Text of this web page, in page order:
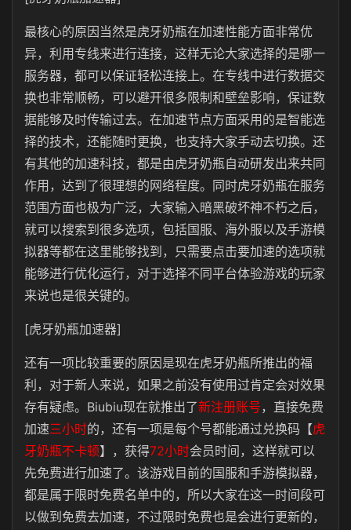
最核心的原因当然是虎牙奶瓶在加速性能方面非常优
异，利用专线来进行连接，这样无论大家选择的是哪一
服务器，都可以保证轻松连接上。在专线中进行数据交
换也非常顺畅，可以避开很多限制和壁垒影响，保证数
据能够及时传输过去。在加速节点方面采用的是智能选
择的技术，还能随时更换，也支持大家手动去切换。还
有其他的加速科技，都是由虎牙奶瓶自动研发出来共同
作用，达到了很理想的网络程度。同时虎牙奶瓶在服务
范围方面也极为广泛，大家输入暗黑破坏神不朽之后，
就可以搜索到很多选项，包括国服、海外服以及手游模
拟器等都在这里能够找到，只需要点击要加速的选项就
能够进行优化运行，对于选择不同平台体验游戏的玩家
来说也是很关键的。
[虎牙奶瓶加速器]
还有一项比较重要的原因是现在虎牙奶瓶所推出的福
利，对于新人来说，如果之前没有使用过肯定会对效果
存有疑虑。Biubiu现在就推出了新注册账号 ，直接免费
加速三小时的，还有一项是每个号都能通过兑换码【虎
牙奶瓶不卡顿】，获得72小时会员时间，这样就可以
先免费进行加速了。该游戏目前的国服和手游模拟器，
都是属于限时免费名单中的，所以大家在这一时间段可
以做到免费去加速，不过限时免费也是会进行更新的，